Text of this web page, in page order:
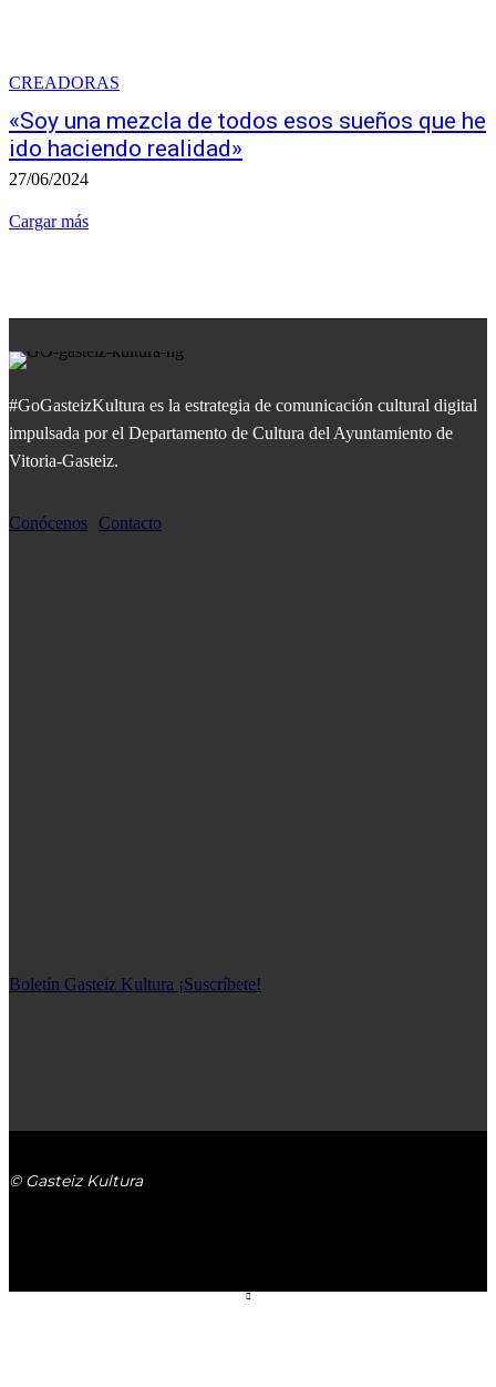
CREADORAS
«Soy una mezcla de todos esos sueños que he
ido haciendo realidad»
27/06/2024
Cargar más
#GoGasteizKultura es la estrategia de comunicación cultural digital
impulsada por el Departamento de Cultura del Ayuntamiento de
Vitoria-Gasteiz.
Conócenos Contacto
Boletín Gasteiz Kultura ¡Suscríbete!
© Gasteiz Kultura